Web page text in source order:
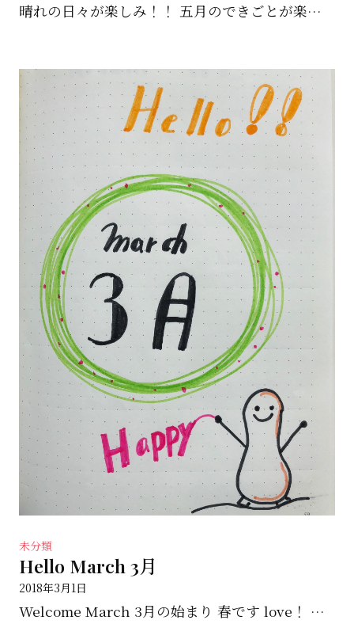
晴れの日々が楽しみ！！ 五月のできごとが楽しみ！！ なにかな？？ 素敵な日々を
未分類
Hello March 3月
2018年3月1日
Welcome March 3月の始まり 春です love！ 楽しみがまってます(^^♪